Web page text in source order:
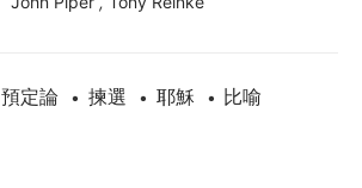
預定論 • 揀選 • 耶穌 • 比喻